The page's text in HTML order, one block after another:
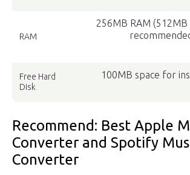
RAM
256MB RAM
Free Hard
Disk
100MB space for
Recommend: Best Apple
Converter and Spotify
Converter